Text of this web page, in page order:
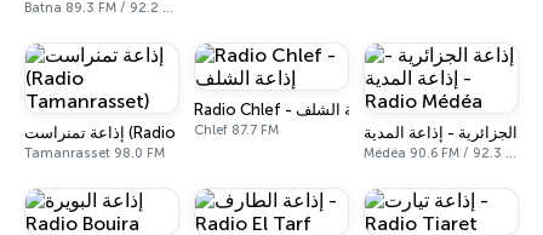
Batna 89.3 FM / 92.2 FM
إذاعة تمنراست (Radio Tamanrasset)
Tamanrasset 98.0 FM
Radio Chlef - إذاعة الشلف
Chlef 87.7 FM
Médéa 90.6 FM / 92.3 FM